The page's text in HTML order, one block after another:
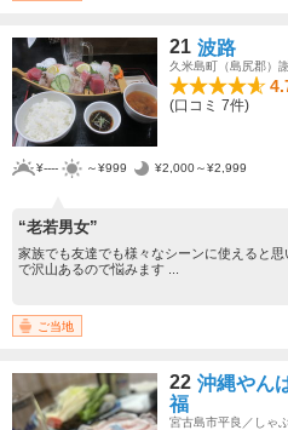
21 波路
久米島町（島尻郡）
(口コミ 7件)
¥---- ～¥999 ¥2,000～¥2,999
“老若男女”
家族でも友達でも様々なシーンに使えると
で沢山あるので悩みます ...
ご当地
22 沖縄やん
福
宮古島市平良／しゃ